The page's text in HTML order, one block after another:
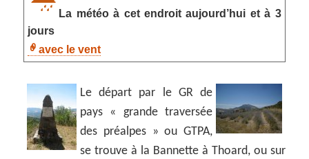
La météo à cet endroit aujourd’hui et à 3
jours
avec le vent
Le départ par le GR de
pays « grande traversée
des préalpes » ou GTPA,
se trouve à la Bannette à Thoard, ou sur